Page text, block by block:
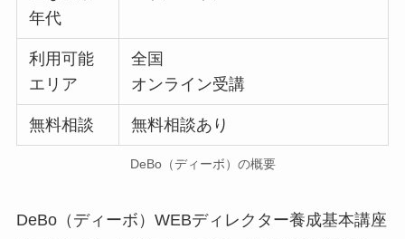
年代
利用可能
エリア
全国
オンライン受講
無料相談 無料相談あり
DeBo（ディーボ）の概要
DeBo（ディーボ）WEBディレクター養成基本講座